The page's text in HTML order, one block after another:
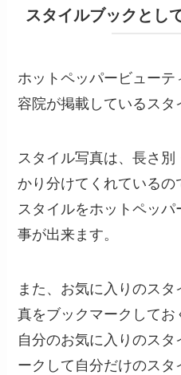
スタイルブックとし
ホットペッパービュー
容院が掲載しているスタ
スタイル写真は、長さ
かり分けてくれている
スタイルをホットペッ
事が出来ます。
また、お気に入りのス
真をブックマークしてお
自分のお気に入りのス
ークして自分だけのス